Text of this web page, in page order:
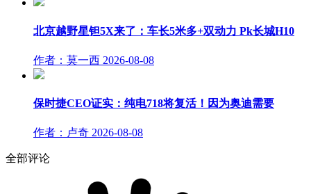
北京越野星钽5X来了：车长5米多+双动力 Pk长城H10
作者：莫一西 2026-08-08
保时捷CEO证实：纯电718将复活！因为奥迪需要
作者：卢奇 2026-08-08
全部评论